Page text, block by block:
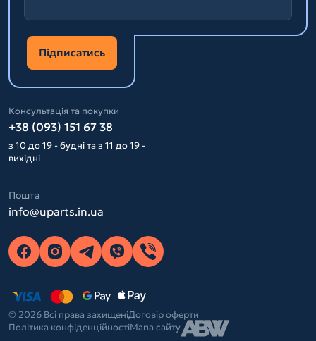
Підписатись
Консультація та покупки
+38 (093) 151 67 38
з 10 до 19 - будні та з 11 до 19 -
вихідні
Пошта
info@uparts.in.ua
© 2026 Всі права захищеніДоговір оферти
Політика конфіденційностіМапа сайту